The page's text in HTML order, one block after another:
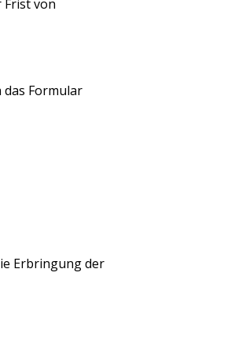
Frist von
Formular
Erbringung der